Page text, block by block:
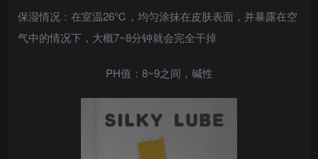
保湿情况：在室温26℃，均匀涂抹在皮肤表面，并暴露在空
气中的情况下，大概7~8分钟就会完全干掉
PH值：8~9之间，碱性